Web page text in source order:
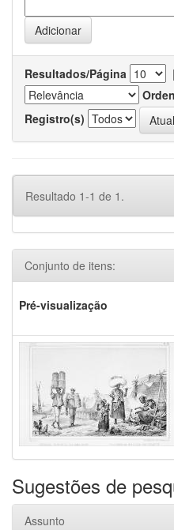
Resultados/Página |
Registro(s)
Resultado 1-1 de 1.
Conjunto de itens:
Pré-visualização
Sugestões de
Assunto